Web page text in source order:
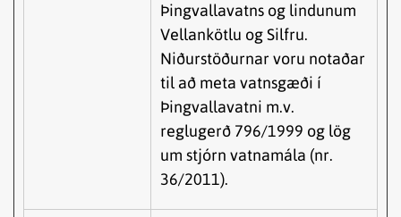
Þingvallavatns og lindunum
Vellankötlu og Silfru.
Niðurstöðurnar voru notaðar
til að meta vatnsgæði í
Þingvallavatni m.v.
reglugerð 796/1999 og lög
um stjórn vatnamála (nr.
36/2011).